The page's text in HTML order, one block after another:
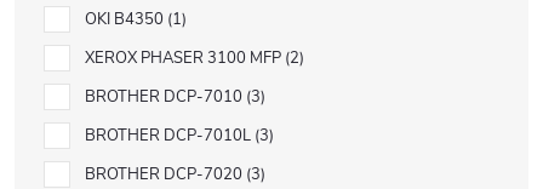
OKI B4350 1
XEROX PHASER 3100 MFP 2
BROTHER DCP-7010 3
BROTHER DCP-7010L 3
BROTHER DCP-7020 3